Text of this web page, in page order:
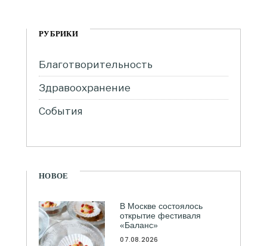
РУБРИКИ
Благотворительность
Здравоохранение
События
НОВОЕ
В Москве состоялось
открытие фестиваля
«Баланс»
07.08.2026